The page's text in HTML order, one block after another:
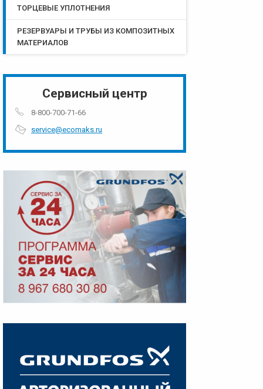
ТОРЦЕВЫЕ УПЛОТНЕНИЯ
РЕЗЕРВУАРЫ И ТРУБЫ ИЗ КОМПОЗИТНЫХ
МАТЕРИАЛОВ
Сервисный центр
8-800-700-71-66
service@ecomaks.ru